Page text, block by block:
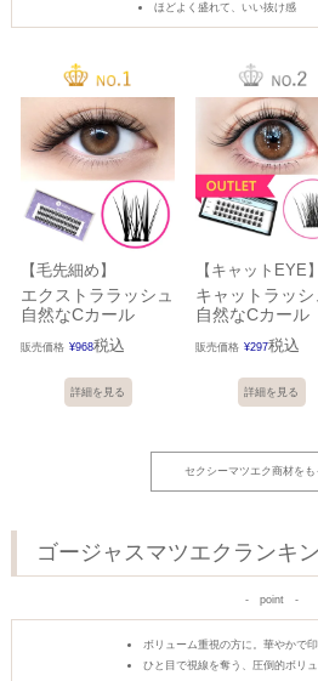
ほどよく盛れて、いい抜け感
【毛先細め】
エクストララッシュ
自然なCカール
販売価格 ¥968税込
詳細を見る
【キャットEYE】
キャットラッシ
自然なCカール
販売価格 ¥297税込
詳細を見る
セクシーマツエク商材をも
ゴージャスマツエクランキ
point
ボリューム重視の方に。華やかで
ひと目で視線を奪う、圧倒的ボリュ